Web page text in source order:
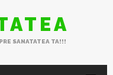
SANATATEA TA!!!